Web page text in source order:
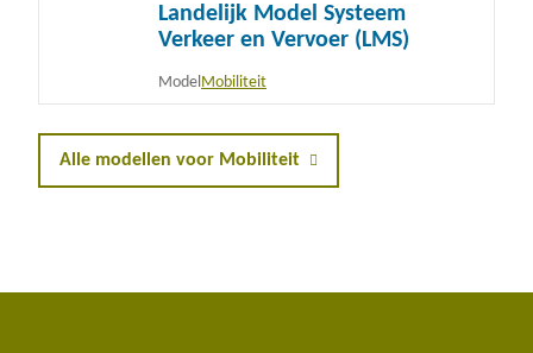
Landelijk Model Systeem
Verkeer en Vervoer (LMS)
Model Mobiliteit
Alle modellen voor Mobiliteit